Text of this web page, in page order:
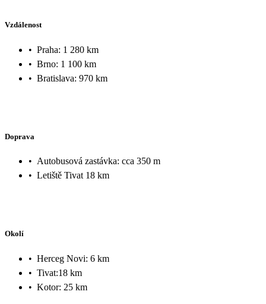
Vzdálenost
• Praha: 1 280 km
• Brno: 1 100 km
• Bratislava: 970 km
Doprava
• Autobusová zastávka: cca 350 m
• Letiště Tivat 18 km
Okolí
• Herceg Novi: 6 km
• Tivat:18 km
• Kotor: 25 km